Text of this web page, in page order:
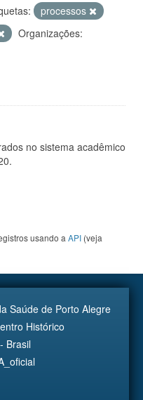
processos
Organizações:
no sistema acadêmico
usando a API (veja
Saúde de Porto Alegre
Histórico
Brasil